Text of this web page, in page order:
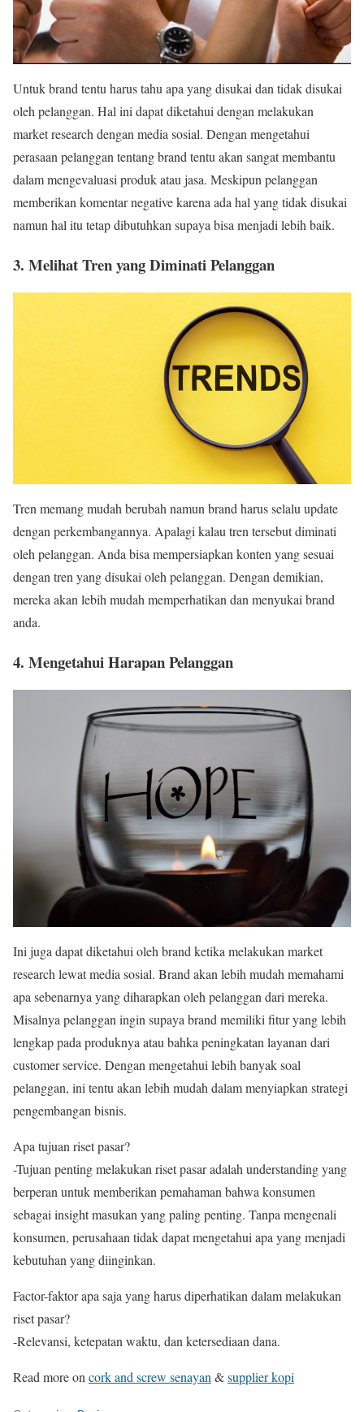
Untuk brand tentu harus tahu apa yang disukai dan tidak disukai
oleh pelanggan. Hal ini dapat diketahui dengan melakukan
market research dengan media sosial. Dengan mengetahui
perasaan pelanggan tentang brand tentu akan sangat membantu
dalam mengevaluasi produk atau jasa. Meskipun pelanggan
memberikan komentar negative karena ada hal yang tidak disukai
namun hal itu tetap dibutuhkan supaya bisa menjadi lebih baik.
3. Melihat Tren yang Diminati Pelanggan
Tren memang mudah berubah namun brand harus selalu update
dengan perkembangannya. Apalagi kalau tren tersebut diminati
oleh pelanggan. Anda bisa mempersiapkan konten yang sesuai
dengan tren yang disukai oleh pelanggan. Dengan demikian,
mereka akan lebih mudah memperhatikan dan menyukai brand
anda.
4. Mengetahui Harapan Pelanggan
Ini juga dapat diketahui oleh brand ketika melakukan market
research lewat media sosial. Brand akan lebih mudah memahami
apa sebenarnya yang diharapkan oleh pelanggan dari mereka.
Misalnya pelanggan ingin supaya brand memiliki fitur yang lebih
lengkap pada produknya atau bahka peningkatan layanan dari
customer service. Dengan mengetahui lebih banyak soal
pelanggan, ini tentu akan lebih mudah dalam menyiapkan strategi
pengembangan bisnis.
Apa tujuan riset pasar?
-Tujuan penting melakukan riset pasar adalah understanding yang
berperan untuk memberikan pemahaman bahwa konsumen
sebagai insight masukan yang paling penting. Tanpa mengenali
konsumen, perusahaan tidak dapat mengetahui apa yang menjadi
kebutuhan yang diinginkan.
Factor-faktor apa saja yang harus diperhatikan dalam melakukan
riset pasar?
-Relevansi, ketepatan waktu, dan ketersediaan dana.
Read more oncork and screw senayan&supplier kopi